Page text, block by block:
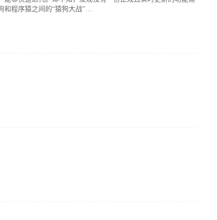
和程序猿之间的“猿狗大战”…